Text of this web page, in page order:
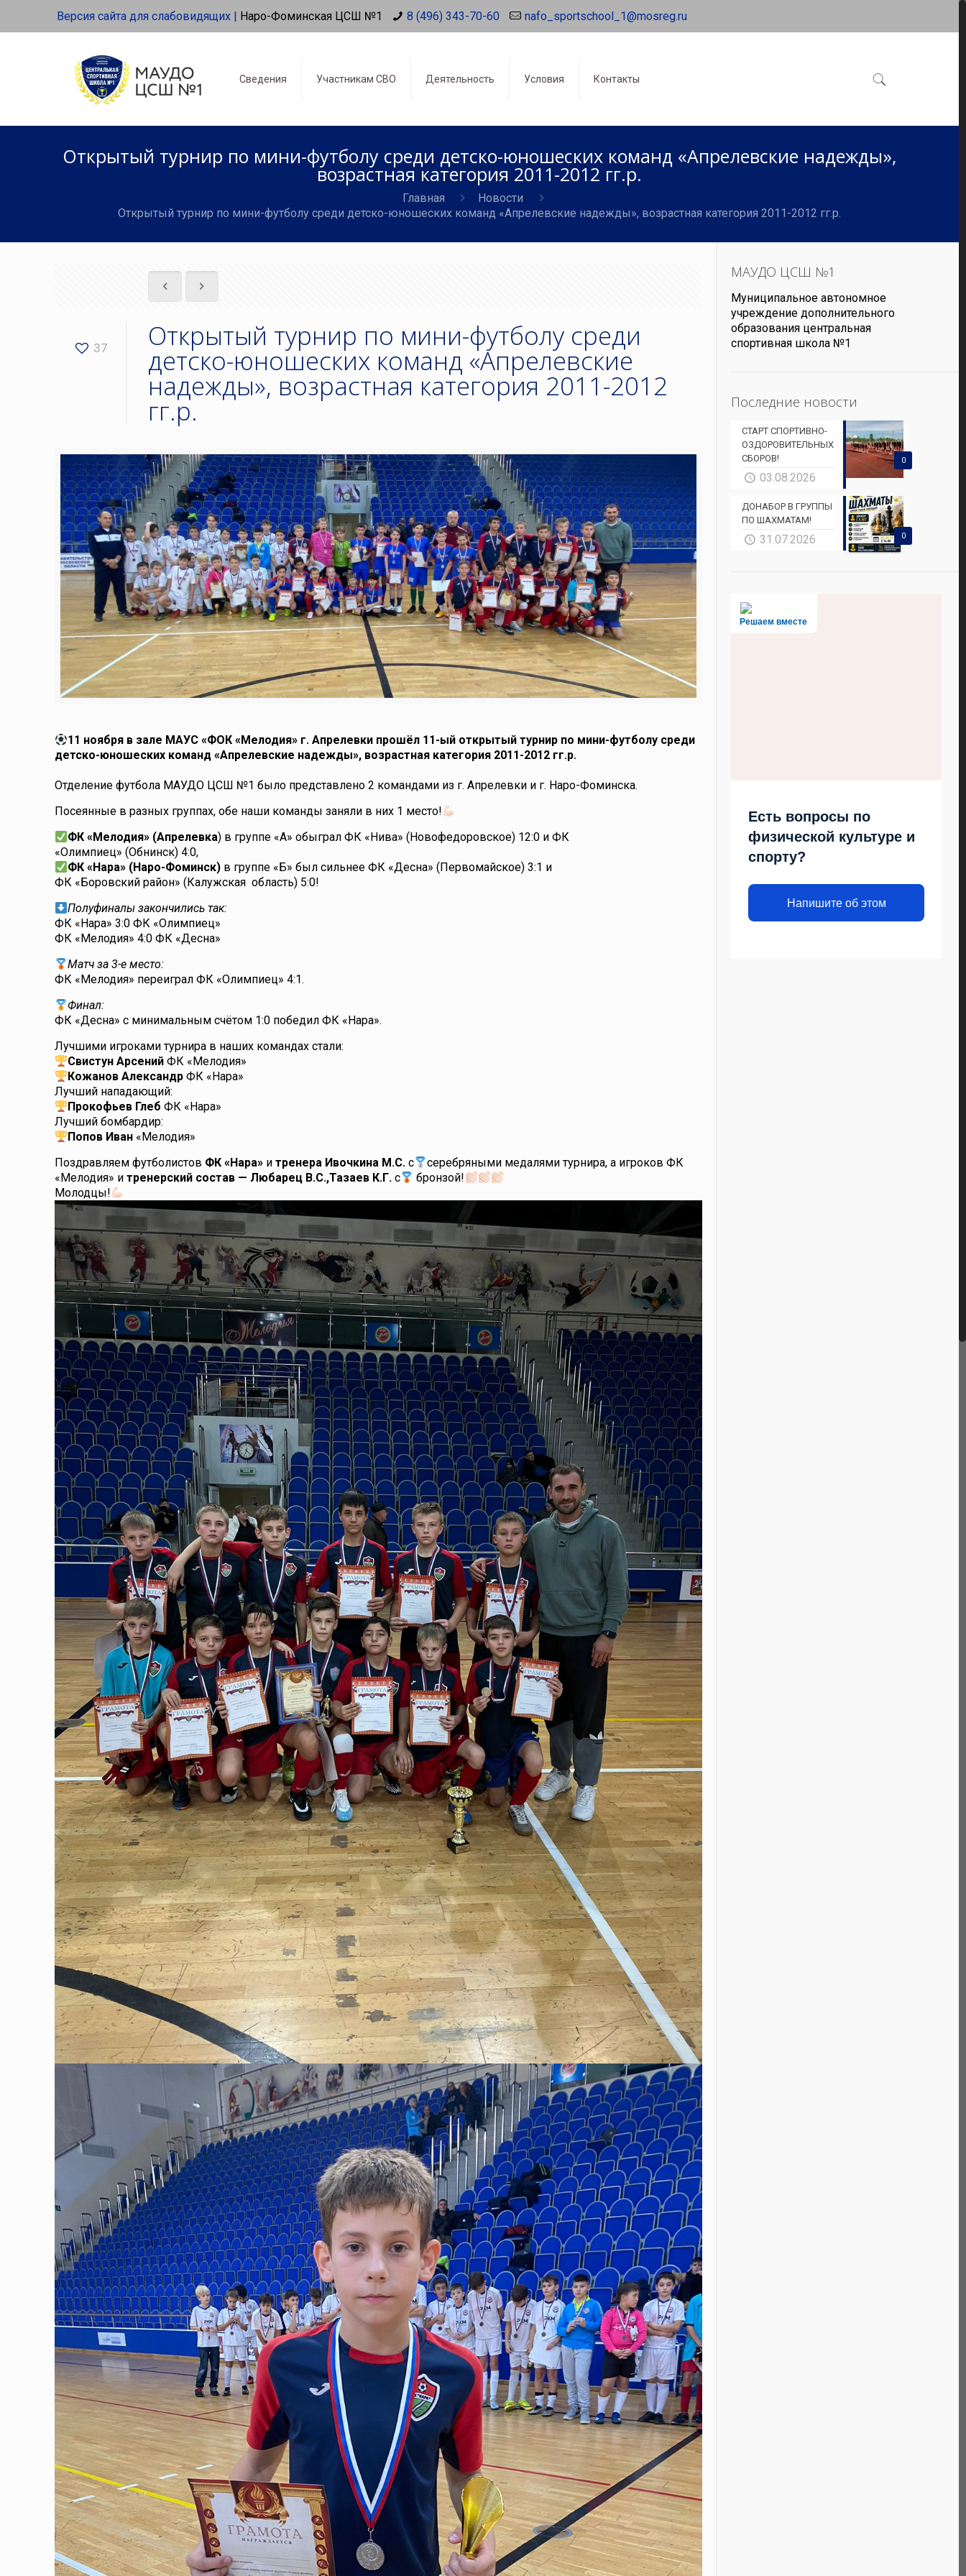
Версия сайта для слабовидящих | Наро-Фоминская ЦСШ №1 8 (496) 343-70-60 nafo_sportschool_1@mosreg.ru
Сведения Участникам СВО Деятельность Условия Контакты
Открытый турнир по мини-футболу среди детско-юношеских команд «Апрелевские надежды»,
возрастная категория 2011-2012 гг.р.
Главная
Новости
Открытый турнир по мини-футболу среди детско-юношеских команд «Апрелевские надежды», возрастная категория 2011-2012 гг.р.
37 Открытый турнир по мини-футболу среди
детско-юношеских команд «Апрелевские
надежды», возрастная категория 2011-2012
гг.р.
11 ноября в зале МАУС «ФОК «Мелодия» г. Апрелевки прошёл 11-ый открытый турнир по мини-футболу среди
детско-юношеских команд «Апрелевские надежды», возрастная категория 2011-2012 гг.р.
Отделение футбола МАУДО ЦСШ №1 было представлено 2 командами из г. Апрелевки и г. Наро-Фоминска.
Посеянные в разных группах, обе наши команды заняли в них 1 место!
ФК «Мелодия» (Апрелевка) в группе «А» обыграл ФК «Нива» (Новофедоровское) 12:0 и ФК
«Олимпиец» (Обнинск) 4:0,
ФК «Нара» (Наро-Фоминск) в группе «Б» был сильнее ФК «Десна» (Первомайское) 3:1 и
ФК «Боровский район» (Калужская область) 5:0!
Полуфиналы закончились так:
ФК «Нара» 3:0 ФК «Олимпиец»
ФК «Мелодия» 4:0 ФК «Десна»
Матч за 3-е место:
ФК «Мелодия» переиграл ФК «Олимпиец» 4:1.
Финал:
ФК «Десна» с минимальным счётом 1:0 победил ФК «Нара».
Лучшими игроками турнира в наших командах стали:
Свистун Арсений ФК «Мелодия»
Кожанов Александр ФК «Нара»
Лучший нападающий:
Прокофьев Глеб ФК «Нара»
Лучший бомбардир:
Попов Иван «Мелодия»
Поздравляем футболистов ФК «Нара» итренера Ивочкина М.С. с
серебряными медалями турнира, а игроков ФК
«Мелодия» итренерский состав — Любарец В.С.,Тазаев К.Г. с
бронзой!
Молодцы!
МАУДО ЦСШ №1
Муниципальное автономное
учреждение дополнительного
образования центральная
спортивная школа №1
Последние новости
0
СТАРТ СПОРТИВНО-
ОЗДОРОВИТЕЛЬНЫХ
СБОРОВ!
03.08.2026
0
ДОНАБОР В ГРУППЫ
ПО ШАХМАТАМ!
31.07.2026
Решаем вместе
Есть вопросы по
физической культуре и
спорту?
Напишите об этом